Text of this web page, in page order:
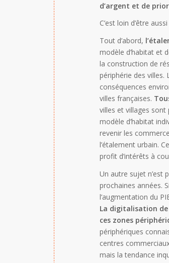
d’argent et de
C’est loin d’être
Tout d’abord,
modèle d’habitat et
la construction de
périphérie des villes.
conséquences
villes françaises.
villes et villages sont
modèle d’habitat
revenir les
l’étalement urbain.
profit d’intérêts à
Un autre sujet n’est
prochaines années.
l’augmentation du
La digitalisation
ces zones
périphériques
centres
mais la tendance